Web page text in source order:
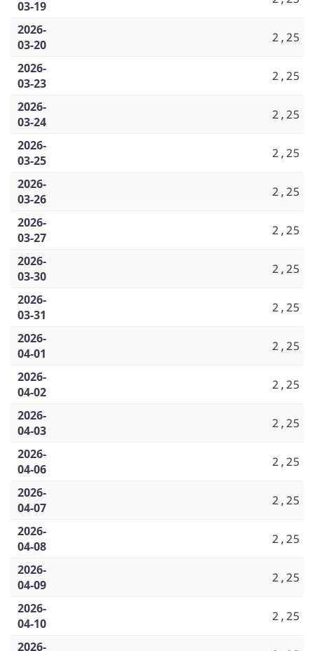
03-19
2026-
03-20
2,25
2026-
03-23
2,25
2026-
03-24
2,25
2026-
03-25
2,25
2026-
03-26
2,25
2026-
03-27
2,25
2026-
03-30
2,25
2026-
03-31
2,25
2026-
04-01
2,25
2026-
04-02
2,25
2026-
04-03
2,25
2026-
04-06
2,25
2026-
04-07
2,25
2026-
04-08
2,25
2026-
04-09
2,25
2026-
04-10
2,25
2026-